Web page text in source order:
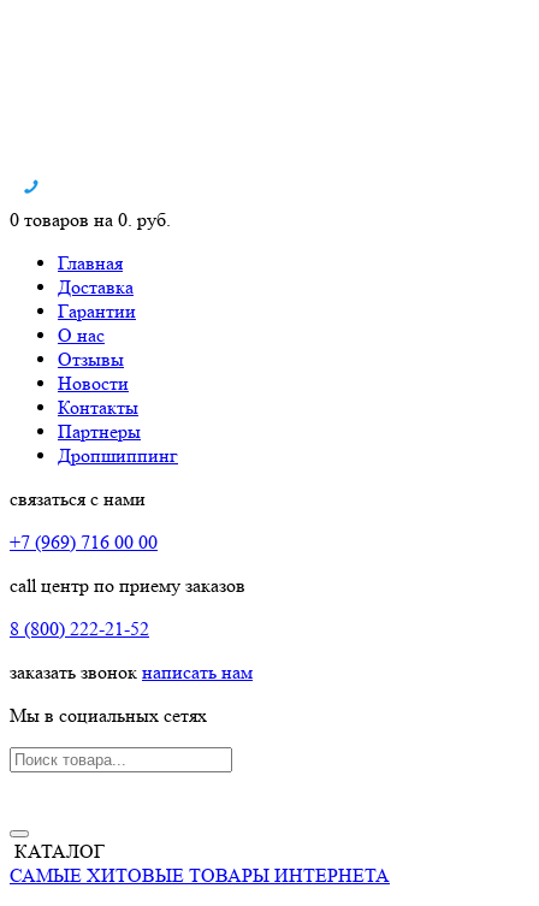
0 товаров на 0. руб.
Главная
Доставка
Гарантии
О нас
Отзывы
Новости
Контакты
Партнеры
Дропшиппинг
связаться с нами
+7 (969) 716 00 00
call центр по приему заказов
8 (800) 222-21-52
заказать звонок написать нам
Мы в социальных сетях
КАТАЛОГ
САМЫЕ ХИТОВЫЕ ТОВАРЫ ИНТЕРНЕТА